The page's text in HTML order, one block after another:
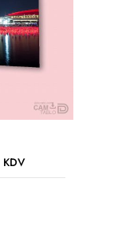
KDV